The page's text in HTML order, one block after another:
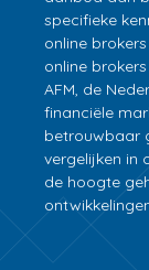
specifieke
online
online
AFM, de
financiële
betrouwbaar
vergelijken in
de hoogte